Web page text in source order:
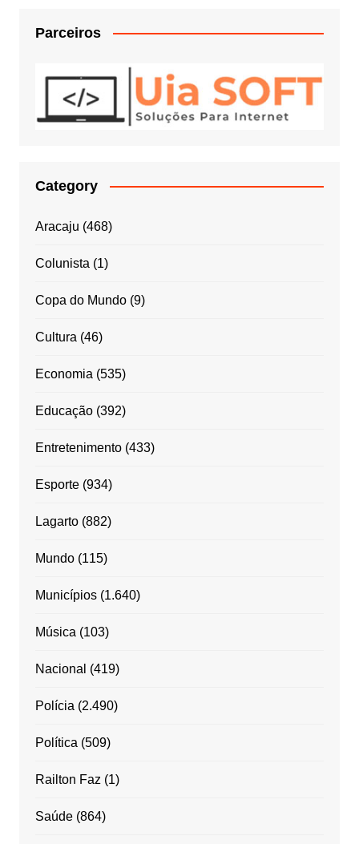
Parceiros
Category
Aracaju (468)
Colunista (1)
Copa do Mundo(9)
Cultura (46)
Economia (535)
Educação(392)
Entretenimento(433)
Esporte(934)
Lagarto(882)
Mundo(115)
Municípios(1.640)
Música (103)
Nacional (419)
Polícia (2.490)
Política (509)
Railton Faz (1)
Saúde(864)